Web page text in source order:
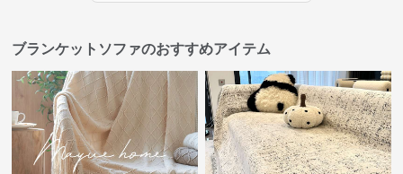
ブランケットソファのおすすめアイテム